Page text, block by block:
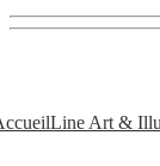
Line Art &